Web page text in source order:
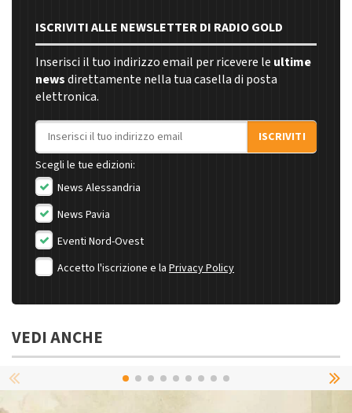
ISCRIVITI ALLE NEWSLETTER DI RADIO GOLD
Inserisci il tuo indirizzo email per ricevere le ultime
newsdirettamente nella tua casella di posta
elettronica.
Indirizzo email
ISCRIVITI
Scegli le tue edizioni:
News Alessandria
News Pavia
Eventi Nord-Ovest
Accetto l'iscrizione e la Privacy Policy
VEDI ANCHE